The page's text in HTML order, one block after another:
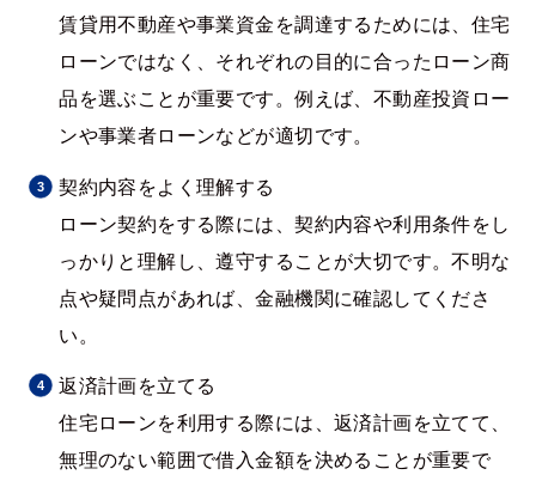
賃貸用不動産や事業資金を調達するためには、住宅
ローンではなく、それぞれの目的に合ったローン商
品を選ぶことが重要です。例えば、不動産投資ロー
ンや事業者ローンなどが適切です。
契約内容をよく理解する
ローン契約をする際には、契約内容や利用条件をし
っかりと理解し、遵守することが大切です。不明な
点や疑問点があれば、金融機関に確認してくださ
い。
返済計画を立てる
住宅ローンを利用する際には、返済計画を立てて、
無理のない範囲で借入金額を決めることが重要で